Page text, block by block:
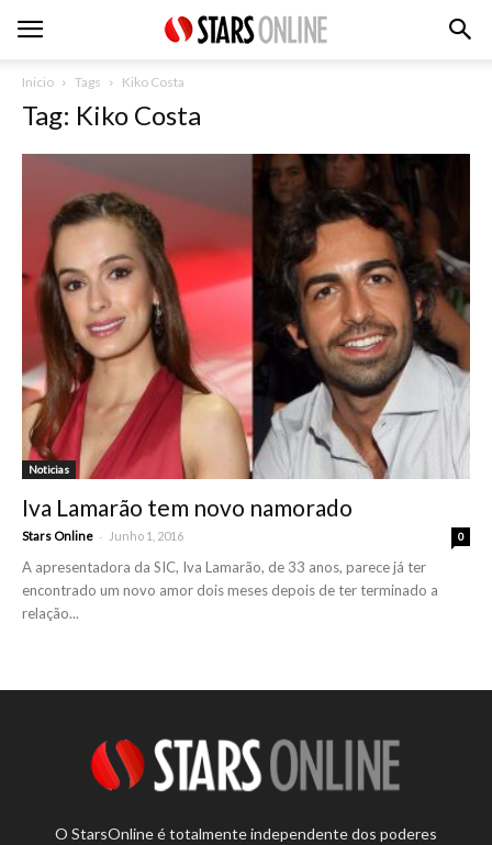
Inicio Tags Kiko Costa
Tag: Kiko Costa
Noticias
Iva Lamarão tem novo namorado
Stars Online - Junho 1, 2016 0
A apresentadora da SIC, Iva Lamarão, de 33 anos, parece já ter
encontrado um novo amor dois meses depois de ter terminado a
relação...
O StarsOnline é totalmente independente dos poderes